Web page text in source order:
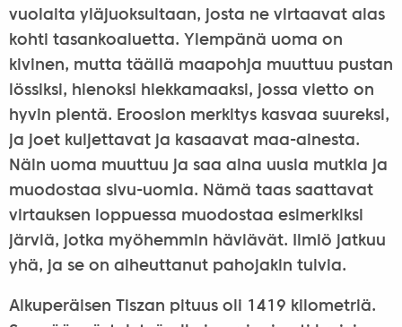
vuolaita yläjuoksultaan, josta ne virtaavat alas
kohti tasankoaluetta. Ylempänä uoma on
kivinen, mutta täällä maapohja muuttuu pustan
lössiksi, hienoksi hiekkamaaksi, jossa vietto on
hyvin pientä. Eroosion merkitys kasvaa suureksi,
ja joet kuljettavat ja kasaavat maa-ainesta.
Näin uoma muuttuu ja saa aina uusia mutkia ja
muodostaa sivu-uomia. Nämä taas saattavat
virtauksen loppuessa muodostaa esimerkiksi
järviä, jotka myöhemmin häviävät. Ilmiö jatkuu
yhä, ja se on aiheuttanut pahojakin tulvia.
Alkuperäisen Tiszan pituus oli 1419 kilometriä.